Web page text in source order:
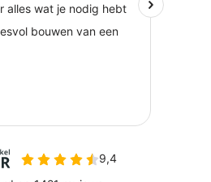
induline GW-310